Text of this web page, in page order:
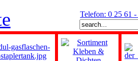
Telefon: 0 25 61